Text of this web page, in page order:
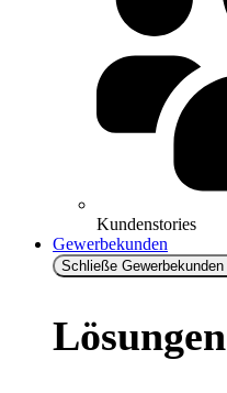
Kundenstories
Gewerbekunden
Schließe Gewerbekunden
Lösungen